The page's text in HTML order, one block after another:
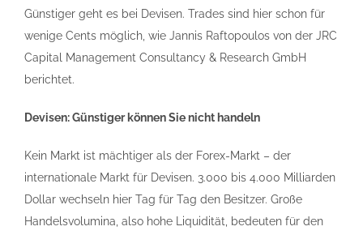
Günstiger geht es bei Devisen. Trades sind hier schon für
wenige Cents möglich, wie Jannis Raftopoulos von der JRC
Capital Management Consultancy & Research GmbH
berichtet.
Devisen: Günstiger können Sie nicht handeln
Kein Markt ist mächtiger als der Forex-Markt – der
internationale Markt für Devisen. 3.000 bis 4.000 Milliarden
Dollar wechseln hier Tag für Tag den Besitzer. Große
Handelsvolumina, also hohe Liquidität, bedeuten für den